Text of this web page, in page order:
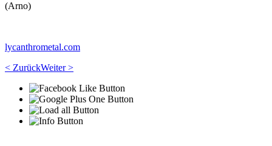
(Arno)
lycanthrometal.com
< ZurückWeiter >